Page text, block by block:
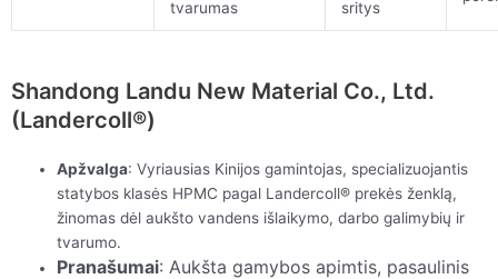
tvarumas
sritys
Shandong Landu New Material Co., Ltd.
(Landercoll®)
Apžvalga: Vyriausias Kinijos gamintojas, specializuojantis
statybos klasės HPMC pagal Landercoll® prekės ženklą,
žinomas dėl aukšto vandens išlaikymo, darbo galimybių ir
tvarumo.
Pranašumai: Aukšta gamybos apimtis, pasaulinis